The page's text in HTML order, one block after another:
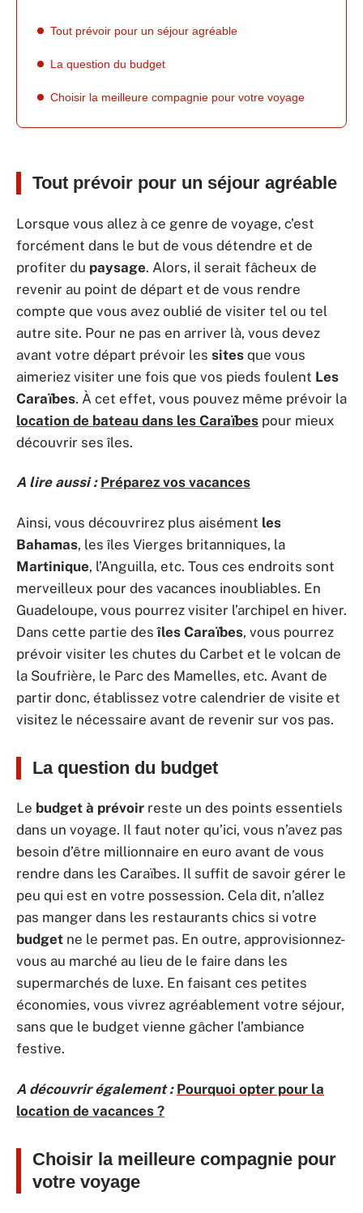
Tout prévoir pour un séjour agréable
La question du budget
Choisir la meilleure compagnie pour votre voyage
Tout prévoir pour un séjour agréable
Lorsque vous allez à ce genre de voyage, c’est
forcément dans le but de vous détendre et de
profiter du paysage. Alors, il serait fâcheux de
revenir au point de départ et de vous rendre
compte que vous avez oublié de visiter tel ou tel
autre site. Pour ne pas en arriver là, vous devez
avant votre départ prévoir les sites que vous
aimeriez visiter une fois que vos pieds foulent Les
Caraïbes. À cet effet, vous pouvez même prévoir la
location de bateau dans les Caraïbes pour mieux
découvrir ses îles.
A lire aussi : Préparez vos vacances
Ainsi, vous découvrirez plus aisément les
Bahamas, les îles Vierges britanniques, la
Martinique, l’Anguilla, etc. Tous ces endroits sont
merveilleux pour des vacances inoubliables. En
Guadeloupe, vous pourrez visiter l’archipel en hiver.
Dans cette partie desîles Caraïbes, vous pourrez
prévoir visiter les chutes du Carbet et le volcan de
la Soufrière, le Parc des Mamelles, etc. Avant de
partir donc, établissez votre calendrier de visite et
visitez le nécessaire avant de revenir sur vos pas.
La question du budget
Le budget à prévoir reste un des points essentiels
dans un voyage. Il faut noter qu’ici, vous n’avez pas
besoin d’être millionnaire en euro avant de vous
rendre dans les Caraïbes. Il suffit de savoir gérer le
peu qui est en votre possession. Cela dit, n’allez
pas manger dans les restaurants chics si votre
budget ne le permet pas. En outre, approvisionnez-
vous au marché au lieu de le faire dans les
supermarchés de luxe. En faisant ces petites
économies, vous vivrez agréablement votre séjour,
sans que le budget vienne gâcher l’ambiance
festive.
A découvrir également : Pourquoi opter pour la
location de vacances ?
Choisir la meilleure compagnie pour
votre voyage